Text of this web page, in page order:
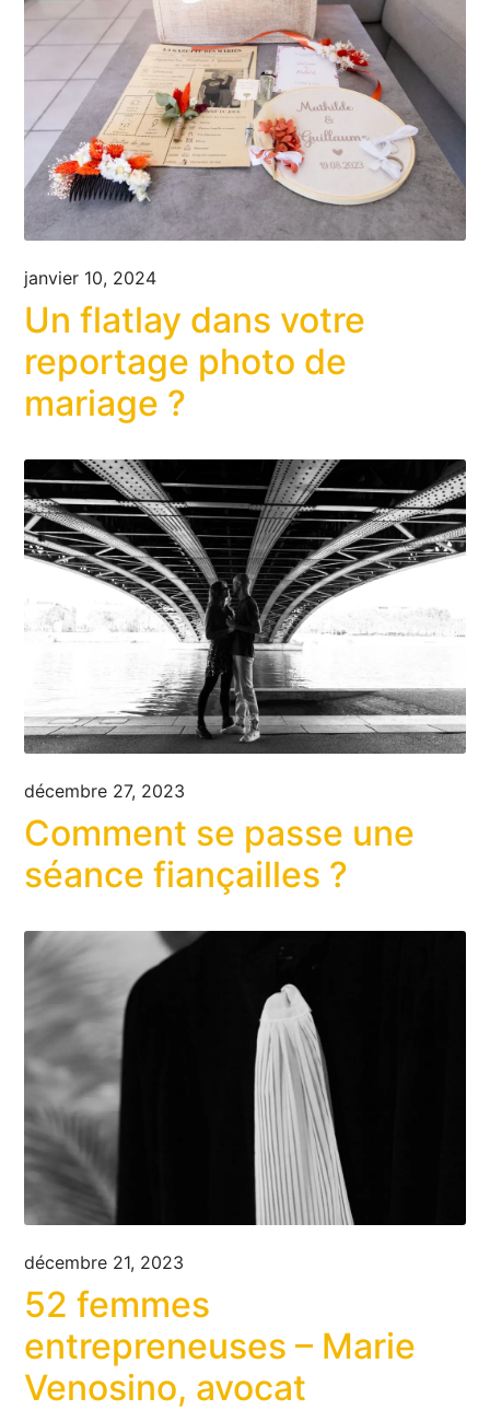
janvier 10, 2024
Un flatlay dans votre
reportage photo de
mariage ?
décembre 27, 2023
Comment se passe une
séance fiançailles ?
décembre 21, 2023
52 femmes
entrepreneuses – Marie
Venosino, avocat